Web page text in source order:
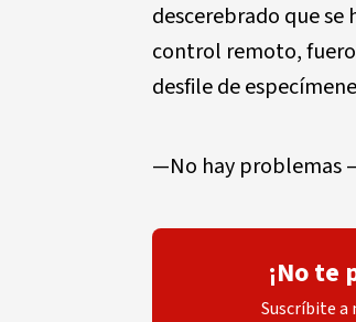
descerebrado que
control remoto,
desfile de
—No hay problemas
¡No te
Suscríbite